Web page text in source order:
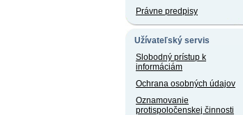
Právne predpisy
Užívateľský servis
Slobodný prístup k
informáciám
Ochrana osobných údajov
Oznamovanie
protispoločenskej činnosti